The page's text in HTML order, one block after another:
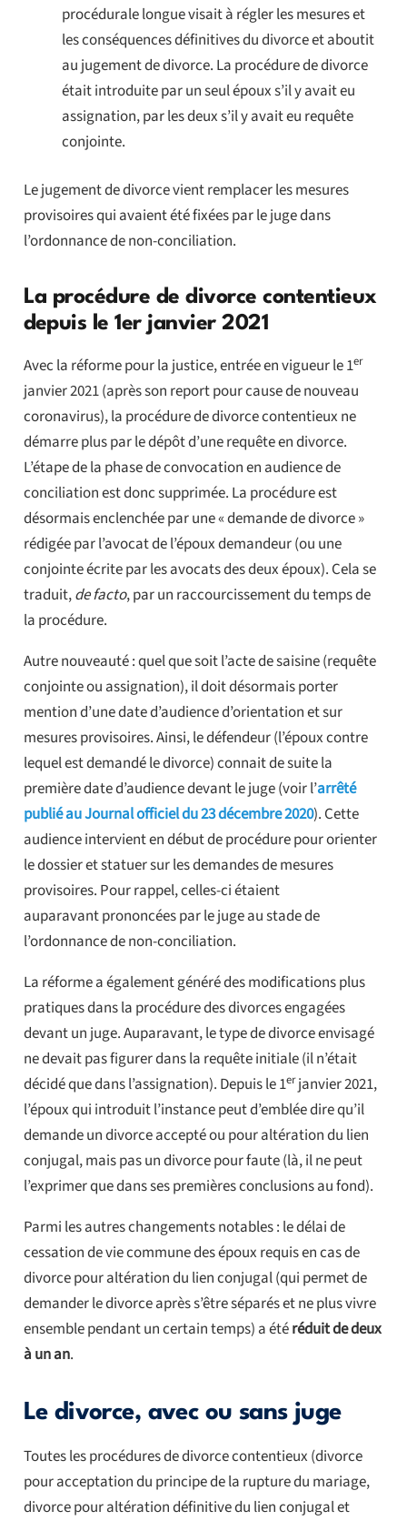
procédurale longue visait à régler les mesures et
les conséquences définitives du divorce et aboutit
au jugement de divorce. La procédure de divorce
était introduite par un seul époux s’il y avait eu
assignation, par les deux s’il y avait eu requête
conjointe.
Le jugement de divorce vient remplacer les mesures
provisoires qui avaient été fixées par le juge dans
l’ordonnance de non-conciliation.
La procédure de divorce contentieux
depuis le 1er janvier 2021
Avec la réforme pour la justice, entrée en vigueur le 1er
janvier 2021 (après son report pour cause de nouveau
coronavirus), la procédure de divorce contentieux ne
démarre plus par le dépôt d’une requête en divorce.
L’étape de la phase de convocation en audience de
conciliation est donc supprimée. La procédure est
désormais enclenchée par une « demande de divorce »
rédigée par l’avocat de l’époux demandeur (ou une
conjointe écrite par les avocats des deux époux). Cela se
traduit,de facto, par un raccourcissement du temps de
la procédure.
Autre nouveauté : quel que soit l’acte de saisine (requête
conjointe ou assignation), il doit désormais porter
mention d’une date d’audience d’orientation et sur
mesures provisoires. Ainsi, le défendeur (l’époux contre
lequel est demandé le divorce) connait de suite la
première date d’audience devant le juge (voir l’arrêté
publié au Journal officiel du 23 décembre 2020). Cette
audience intervient en début de procédure pour orienter
le dossier et statuer sur les demandes de mesures
provisoires. Pour rappel, celles-ci étaient
auparavant prononcées par le juge au stade de
l’ordonnance de non-conciliation.
La réforme a également généré des modifications plus
pratiques dans la procédure des divorces engagées
devant un juge. Auparavant, le type de divorce envisagé
ne devait pas figurer dans la requête initiale (il n’était
décidé que dans l’assignation). Depuis le 1erjanvier 2021,
l’époux qui introduit l’instance peut d’emblée dire qu’il
demande un divorce accepté ou pour altération du lien
conjugal, mais pas un divorce pour faute (là, il ne peut
l’exprimer que dans ses premières conclusions au fond).
Parmi les autres changements notables : le délai de
cessation de vie commune des époux requis en cas de
divorce pour altération du lien conjugal (qui permet de
demander le divorce après s’être séparés et ne plus vivre
ensemble pendant un certain temps) a étéréduit de deux
à un an.
Le divorce, avec ou sans juge
Toutes les procédures de divorce contentieux (divorce
pour acceptation du principe de la rupture du mariage,
divorce pour altération définitive du lien conjugal et